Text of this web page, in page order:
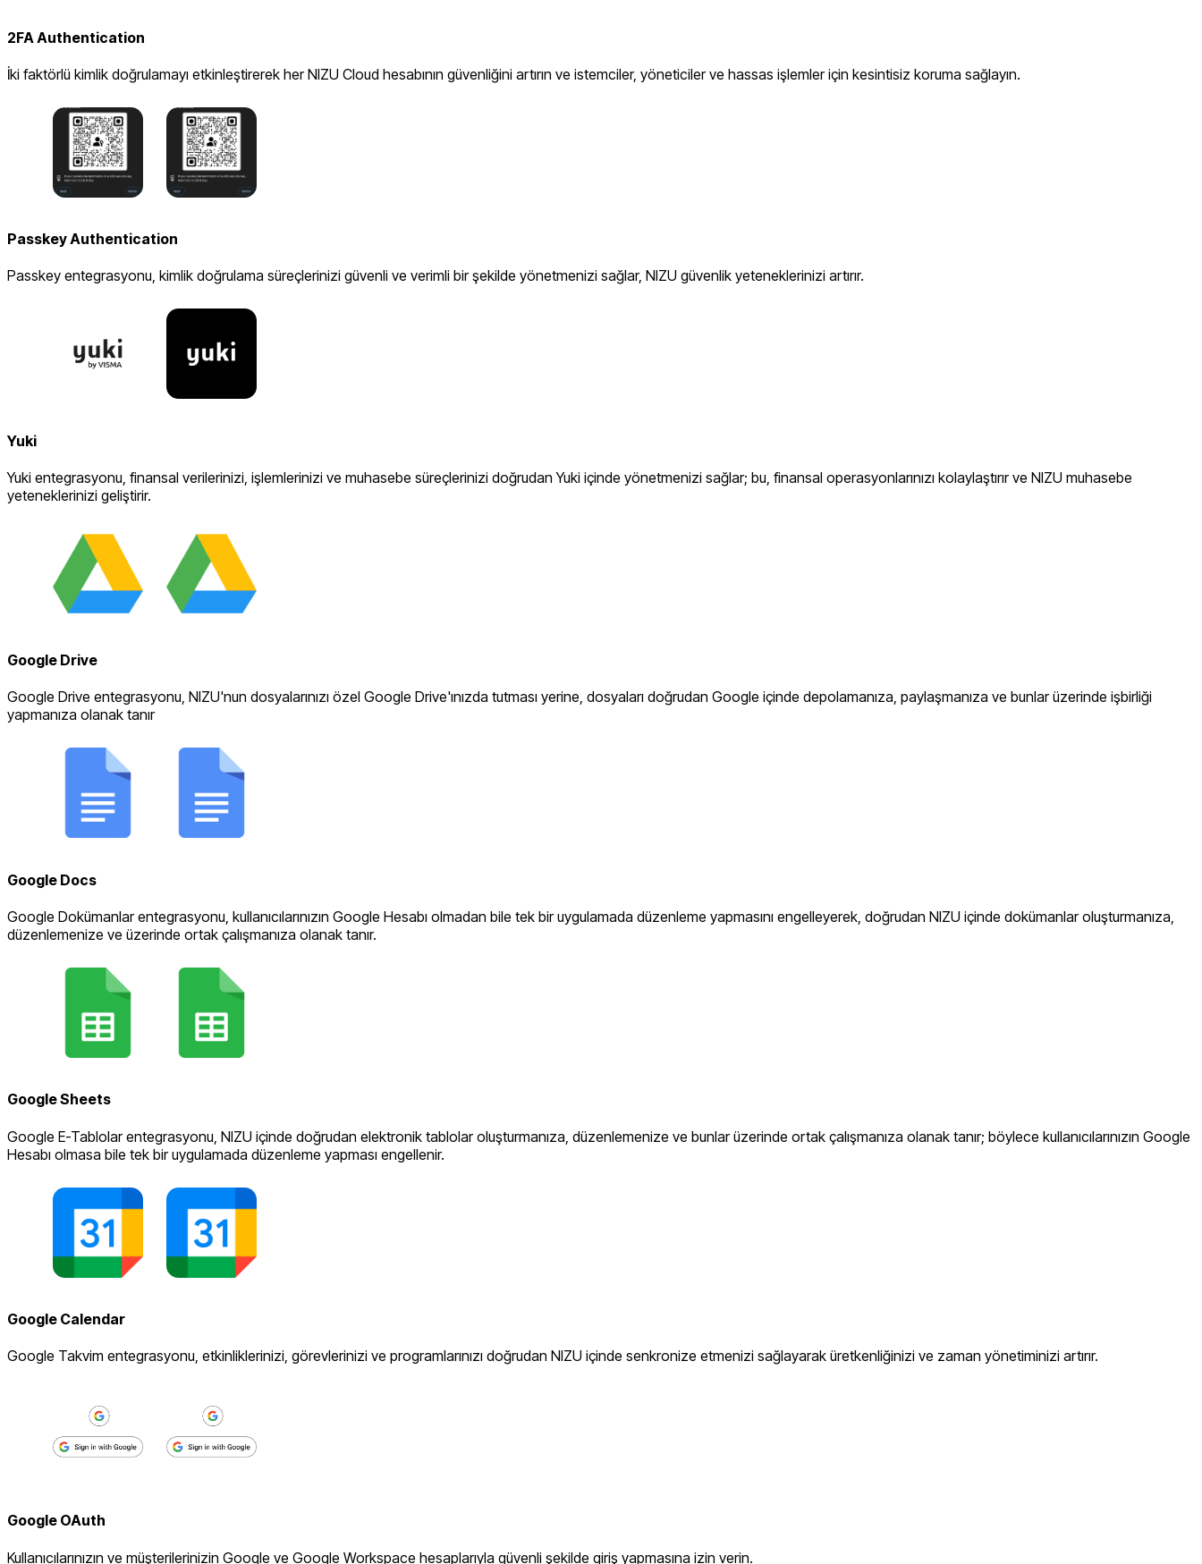
2FA Authentication
İki faktörlü kimlik doğrulamayı etkinleştirerek her NIZU Cloud hesabının güvenliğini artırın ve istemciler, yöneticiler ve hassas işlemler için kesintisiz koruma sağlayın.
Passkey Authentication
Passkey entegrasyonu, kimlik doğrulama süreçlerinizi güvenli ve verimli bir şekilde yönetmenizi sağlar, NIZU güvenlik yeteneklerinizi artırır.
Yuki
Yuki entegrasyonu, finansal verilerinizi, işlemlerinizi ve muhasebe süreçlerinizi doğrudan Yuki içinde yönetmenizi sağlar; bu, finansal operasyonlarınızı kolaylaştırır ve NIZU muhasebe
yeteneklerinizi geliştirir.
Google Drive
Google Drive entegrasyonu, NIZU'nun dosyalarınızı özel Google Drive'ınızda tutması yerine, dosyaları doğrudan Google içinde depolamanıza, paylaşmanıza ve bunlar üzerinde işbirliği
yapmanıza olanak tanır
Google Docs
Google Dokümanlar entegrasyonu, kullanıcılarınızın Google Hesabı olmadan bile tek bir uygulamada düzenleme yapmasını engelleyerek, doğrudan NIZU içinde dokümanlar oluşturmanıza,
düzenlemenize ve üzerinde ortak çalışmanıza olanak tanır.
Google Sheets
Google E-Tablolar entegrasyonu, NIZU içinde doğrudan elektronik tablolar oluşturmanıza, düzenlemenize ve bunlar üzerinde ortak çalışmanıza olanak tanır; böylece kullanıcılarınızın Google
Hesabı olmasa bile tek bir uygulamada düzenleme yapması engellenir.
Google Calendar
Google Takvim entegrasyonu, etkinliklerinizi, görevlerinizi ve programlarınızı doğrudan NIZU içinde senkronize etmenizi sağlayarak üretkenliğinizi ve zaman yönetiminizi artırır.
Google OAuth
Kullanıcılarınızın ve müşterilerinizin Google ve Google Workspace hesaplarıyla güvenli şekilde giriş yapmasına izin verin.